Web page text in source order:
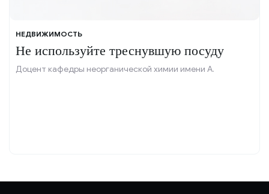
НЕДВИЖИМОСТЬ
Не используйте треснувшую посуду
Доцент кафедры неорганической химии имени А.